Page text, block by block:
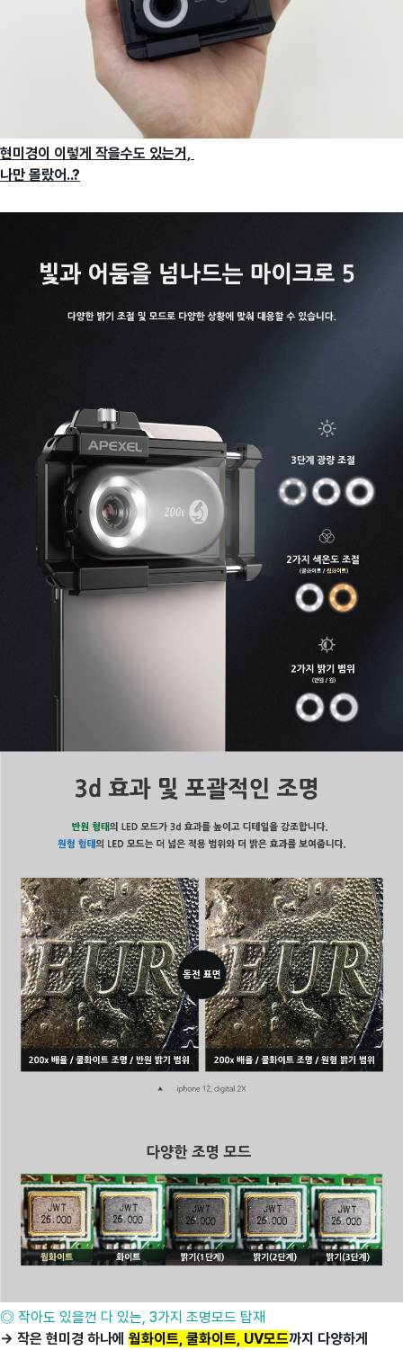
현미경이 이렇게 작을수도 있는거,
나만 몰랐어..?
◎ 작아도 있을껀 다 있는, 3가지 조명모드 탑재
→ 작은 현미경 하나에 웜화이트, 쿨화이트, UV모드까지 다양하게